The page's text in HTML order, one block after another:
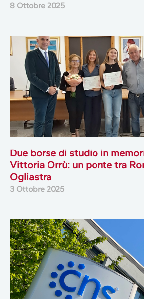
8 Ottobre 2025
Due borse di studio in
Vittoria Orrù: un ponte tra
Ogliastra
3 Ottobre 2025